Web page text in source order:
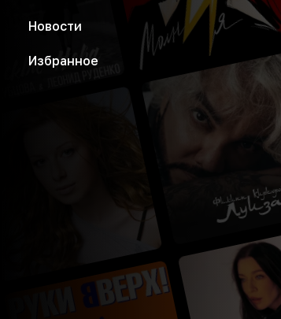
Новости
Избранное